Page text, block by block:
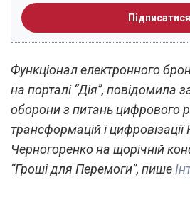
Підписатися
Функціонал електронного
на порталі “Дія”, повідомила
оборони з питань цифрового
трансформацій і цифровізації
Черногоренко на щорічній
“Гроші для Перемоги”, пише